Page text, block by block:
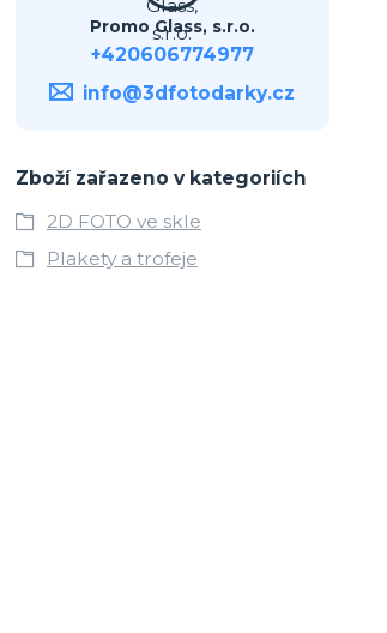
Promo Glass, s.r.o.
+420606774977
info@3dfotodarky.cz
Zboží zařazeno v kategoriích
2D FOTO ve skle
Plakety a trofeje